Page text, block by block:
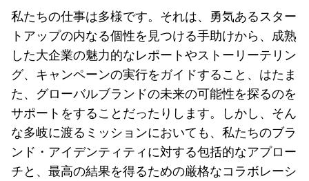
私たちの仕事は多様です。それは、勇気あるスター
トアップの内なる個性を見つける手助けから、成熟
した大企業の魅力的なレポートやストーリーテリン
グ、キャンペーンの実行をガイドすること、はたま
た、グローバルブランドの未来の可能性を探るのを
サポートをすることだったりします。しかし、そん
な多岐に渡るミッションにおいても、私たちのブラ
ンド・アイデンティティに対する包括的なアプロー
チと、最高の結果を得るための厳格なコラボレーシ